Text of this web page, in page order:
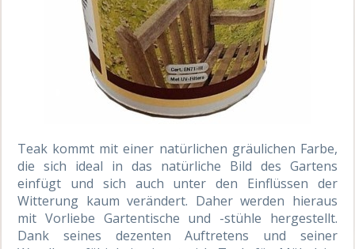
Teak kommt mit einer natürlichen gräulichen Farbe,
die sich ideal in das natürliche Bild des Gartens
einfügt und sich auch unter den Einflüssen der
Witterung kaum verändert. Daher werden hieraus
mit Vorliebe Gartentische und -stühle hergestellt.
Dank seines dezenten Auftretens und seiner